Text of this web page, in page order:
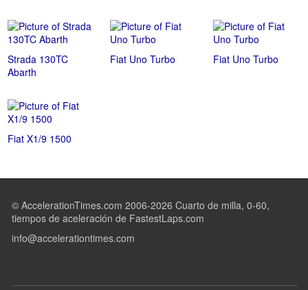
Strada 130TC
Abarth
Fiat Uno Turbo Fiat Uno Turbo
Fiat X1/9 1500
© AccelerationTimes.com 2006-2026 Cuarto de milla, 0-60,
tiempos de aceleración de FastestLaps.com
info@accelerationtimes.com